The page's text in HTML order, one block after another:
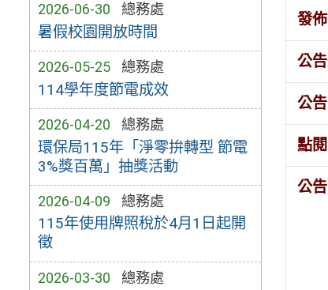
2026-06-30 總務處
暑假校園開放時間
2026-05-25 總務處
114學年度節電成效
2026-04-20 總務處
環保局115年「淨零拚轉型 節電
3%獎百萬」抽獎活動
2026-04-09 總務處
115年使用牌照稅於4月1日起開
徵
2026-03-30 總務處
發
公
公
點
公